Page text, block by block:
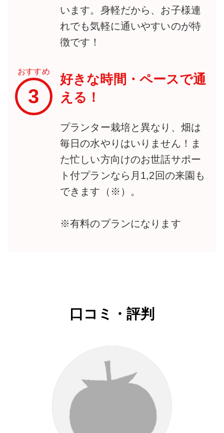
います。身軽だから、お子様連
れでも気軽に通いやすいのが特
徴です！
おすすめ
3
好きな時間・ペースで通
える！
プランター栽培と異なり、畑は
毎日の水やりはいりません！ま
た忙しい方向けのお世話サポー
ト付プランなら月1,2回の来園も
できます（※）。
※有料のプランになります
口コミ・評判